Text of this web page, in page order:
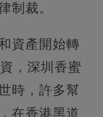
制裁。
資產開始轉
，深圳香蜜
時，許多幫
在香港黑道